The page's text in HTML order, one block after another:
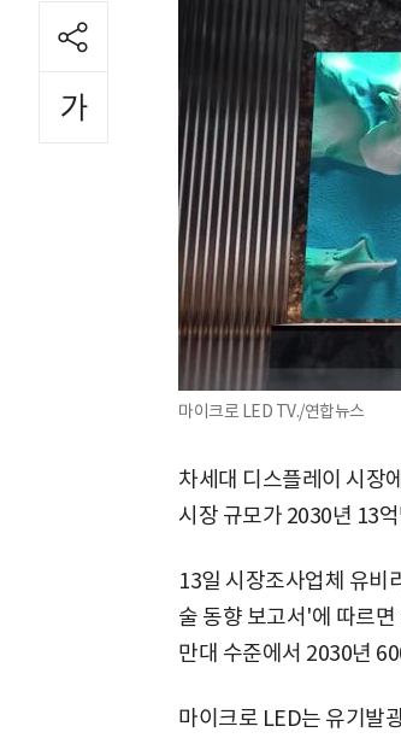
마이크로 LED TV./연합뉴스
차세대 디스플레이 시장
시장 규모가 2030년 13
13일 시장조사업체 유비
술 동향 보고서'에 따르
만대 수준에서 2030년
마이크로 LED는 유기발